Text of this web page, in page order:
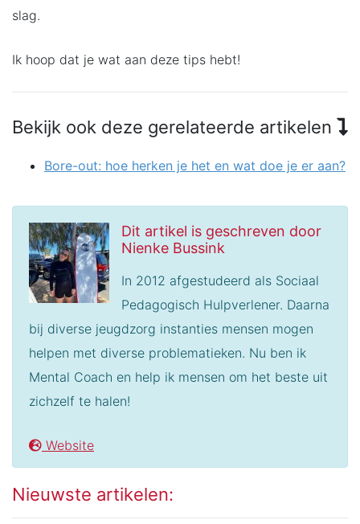
slag.
Ik hoop dat je wat aan deze tips hebt!
Bekijk ook deze gerelateerde artikelen
Bore-out: hoe herken je het en wat doe je er aan?
Dit artikel is geschreven door
Nienke Bussink
In 2012 afgestudeerd als Sociaal
Pedagogisch Hulpverlener. Daarna
bij diverse jeugdzorg instanties mensen mogen
helpen met diverse problematieken. Nu ben ik
Mental Coach en help ik mensen om het beste uit
zichzelf te halen!
Website
Nieuwste artikelen: